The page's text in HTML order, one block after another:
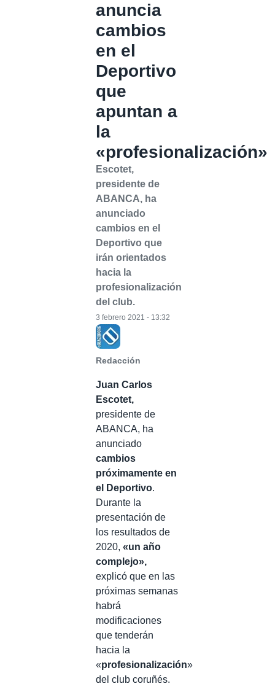
anuncia
cambios
en el
Deportivo
que
apuntan a
la
«profesionalización»
Escotet,
presidente de
ABANCA, ha
anunciado
cambios en el
Deportivo que
irán orientados
hacia la
profesionalización
del club.
Redacción
3 febrero 2021 - 13:32
Juan Carlos
Escotet,
presidente de
ABANCA, ha
anunciado
cambios
próximamente en
el Deportivo.
Durante la
presentación de
los resultados de
2020, «un año
complejo»,
explicó que en las
próximas semanas
habrá
modificaciones
que tenderán
hacia la
«profesionalización»
del club coruñés.